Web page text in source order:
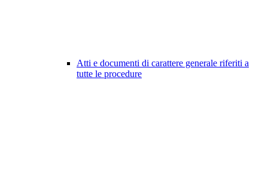
Atti e documenti di carattere generale riferiti a
tutte le procedure